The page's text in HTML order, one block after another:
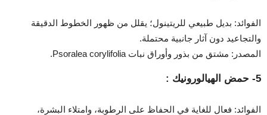
الفوائد: بديل طبيعي للريتينول؛ يقلل من ظهور الخطوط الدقيقة
والتجاعيد دون آثار جانبية محتملة.
المصدر: مشتق من بذور وأوراق نبات Psoralea corylifolia.
5- حمض الهيالورونيك :
الفوائد: فعال للغاية في الحفاظ على الرطوبة، وامتلاء البشرة،